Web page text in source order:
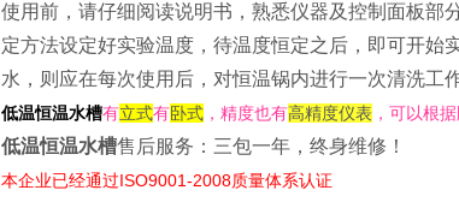
使用前，请仔细阅读说明书，熟悉仪器及控制面板部
定方法设定好实验温度，待温度恒定之后，即可开
水，则应在每次使用后，对恒温锅内进行一次清洗工
低温恒温水槽有立式有卧式 ，精度也有高精度仪表 ，可以根
低温恒温水槽售后服务：三包一年，终身维修！
本企业已经通过ISO9001-2008质量体系认证